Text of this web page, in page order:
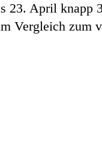
23. April knapp
Vergleich zum